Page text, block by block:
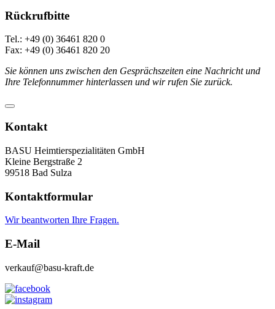
Rückrufbitte
Tel.: +49 (0) 36461 820 0
Fax: +49 (0) 36461 820 20
Sie können uns zwischen den Gesprächszeiten eine Nachricht und
Ihre Telefonnummer hinterlassen und wir rufen Sie zurück.
Kontakt
BASU Heimtierspezialitäten GmbH
Kleine Bergstraße 2
99518 Bad Sulza
Kontaktformular
Wir beantworten Ihre Fragen.
E-Mail
verkauf@basu-kraft.de